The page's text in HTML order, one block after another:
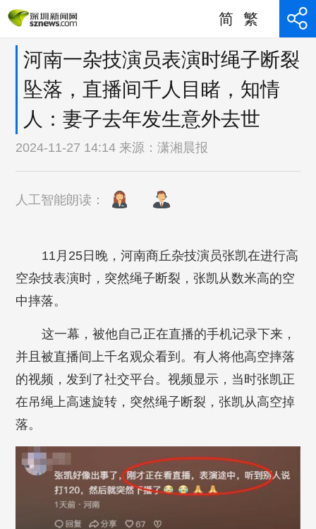
简 繁
河南一杂技演员表演时绳子断裂
坠落，直播间千人目睹，知情
人：妻子去年发生意外去世
2024-11-27 14:14 来源：潇湘晨报
人工智能朗读：
11月25日晚，河南商丘杂技演员张凯在进行高
空杂技表演时，突然绳子断裂，张凯从数米高的空
中摔落。
这一幕，被他自己正在直播的手机记录下来，
并且被直播间上千名观众看到。有人将他高空摔落
的视频，发到了社交平台。视频显示，当时张凯正
在吊绳上高速旋转，突然绳子断裂，张凯从高空掉
落。